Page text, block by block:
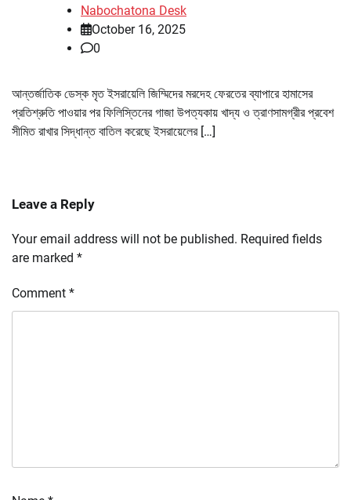
Nabochatona Desk
October 16, 2025
0
আন্তর্জাতিক ডেস্ক মৃত ইসরায়েলি জিম্মিদের মরদেহ ফেরতের ব্যাপারে হামাসের
প্রতিশ্রুতি পাওয়ার পর ফিলিস্তিনের গাজা উপত্যকায় খাদ্য ও ত্রাণসামগ্রীর প্রবেশ
সীমিত রাখার সিদ্ধান্ত বাতিল করেছে ইসরায়েলের […]
Leave a Reply
Your email address will not be published. Required fields
are marked *
Comment *